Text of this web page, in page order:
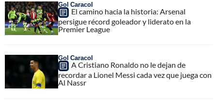
Gol Caracol
El camino hacia la historia: Arsenal
persigue récord goleador y liderato en la
Premier League
Gol Caracol
A Cristiano Ronaldo no le dejan de
recordar a Lionel Messi cada vez que juega con
Al Nassr